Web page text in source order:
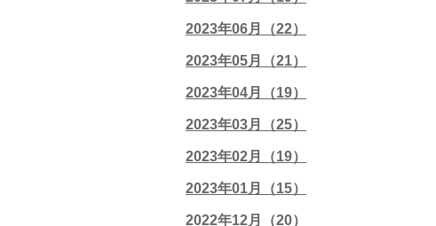
2023年06月（22）
2023年05月（21）
2023年04月（19）
2023年03月（25）
2023年02月（19）
2023年01月（15）
2022年12月（20）